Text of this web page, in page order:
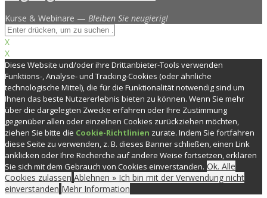
Kurse & Webinare — Bleiben Sie neugierig!
X
X
Diese Website und/oder ihre Drittanbieter-Tools verwenden
Funktions-, Analyse- und Tracking-Cookies (oder ähnliche
technologische Mittel), die für die Funktionalität notwendig sind um
Ihnen das beste Nutzererlebnis bieten zu können. Wenn Sie mehr
über die dargelegten Zwecke erfahren oder Ihre Zustimmung
gegenüber allen oder einzelnen Cookies zurückziehen möchten,
ziehen Sie bitte die Cookie-Richtlinien zurate. Indem Sie fortfahren
diese Seite zu verwenden, z. B. dieses Banner schließen, einen Link
anklicken oder Ihre Recherche auf andere Weise fortsetzen, erklären
Sie sich mit dem Gebrauch von Cookies einverstanden. Ok. Alle
Cookies zulassen Ablehnen » Ich bin mit der Verwendung nicht
einverstanden Mehr Information